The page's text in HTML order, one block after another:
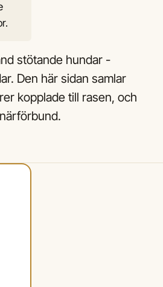
stötande hundar -
Den här sidan samlar
kopplade till rasen, och